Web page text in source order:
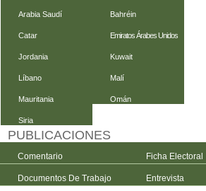
Arabia Saudí Bahréin
Catar Emiratos Árabes Unidos
Jordania Kuwait
Líbano Malí
Mauritania Omán
Siria
PUBLICACIONES
Comentario Ficha Electoral
Documentos De Trabajo Entrevista